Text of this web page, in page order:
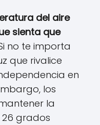
del aire
sienta que
no te importa
que rivalice
en
los
la
grados